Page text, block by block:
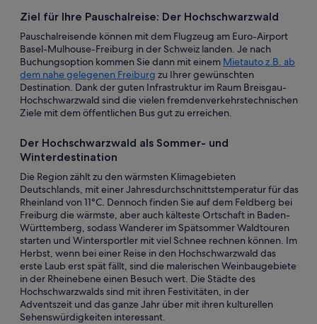
Ziel für Ihre Pauschalreise: Der Hochschwarzwald
Pauschalreisende können mit dem Flugzeug am Euro-Airport
Basel-Mulhouse-Freiburg in der Schweiz landen. Je nach
Buchungsoption kommen Sie dann mit einem Mietauto z.B. ab
dem nahe gelegenen Freiburg zu Ihrer gewünschten
Destination. Dank der guten Infrastruktur im Raum Breisgau-
Hochschwarzwald sind die vielen fremdenverkehrstechnischen
Ziele mit dem öffentlichen Bus gut zu erreichen.
Der Hochschwarzwald als Sommer- und
Winterdestination
Die Region zählt zu den wärmsten Klimagebieten
Deutschlands, mit einer Jahresdurchschnittstemperatur für das
Rheinland von 11°C. Dennoch finden Sie auf dem Feldberg bei
Freiburg die wärmste, aber auch kälteste Ortschaft in Baden-
Württemberg, sodass Wanderer im Spätsommer Waldtouren
starten und Wintersportler mit viel Schnee rechnen können. Im
Herbst, wenn bei einer Reise in den Hochschwarzwald das
erste Laub erst spät fällt, sind die malerischen Weinbaugebiete
in der Rheinebene einen Besuch wert. Die Städte des
Hochschwarzwalds sind mit ihren Festivitäten, in der
Adventszeit und das ganze Jahr über mit ihren kulturellen
Sehenswürdigkeiten interessant.